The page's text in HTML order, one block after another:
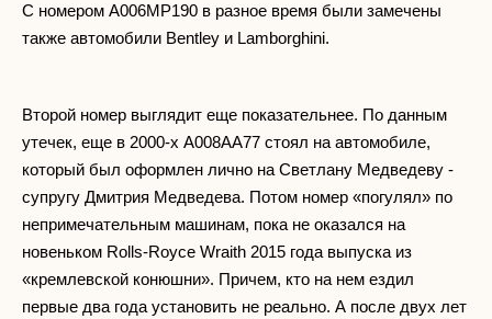
С номером А006МР190 в разное время были замечены
также автомобили Bentley и Lamborghini.
Второй номер выглядит еще показательнее. По данным
утечек, еще в 2000-х А008АА77 стоял на автомобиле,
который был оформлен лично на Светлану Медведеву -
супругу Дмитрия Медведева. Потом номер «погулял» по
непримечательным машинам, пока не оказался на
новеньком Rolls-Royce Wraith 2015 года выпуска из
«кремлевской конюшни». Причем, кто на нем ездил
первые два года установить не реально. А после двух лет